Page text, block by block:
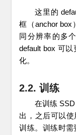
这里的
框（anchor box
同分辨率的多
default box 可
化。
2.2. 训练
在训练 SSD
出，之后可以
训练。训练时需